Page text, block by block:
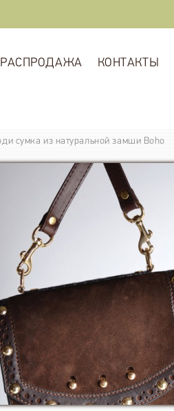
РАСПРОДАЖА КОНТАКТЫ
сумка из натуральной замши Boho